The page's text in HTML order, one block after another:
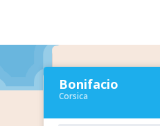
Bonifacio
Corsica